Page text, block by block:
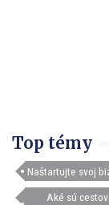
Top témy
Naštartujte svoj
Aké sú